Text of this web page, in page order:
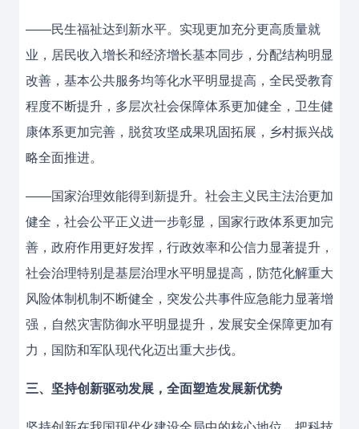
——民生福祉达到新水平。实现更加充分更高质量就
业，居民收入增长和经济增长基本同步，分配结构明显
改善，基本公共服务均等化水平明显提高，全民受教育
程度不断提升，多层次社会保障体系更加健全，卫生健
康体系更加完善，脱贫攻坚成果巩固拓展，乡村振兴战
略全面推进。
——国家治理效能得到新提升。社会主义民主法治更加
健全，社会公平正义进一步彰显，国家行政体系更加完
善，政府作用更好发挥，行政效率和公信力显著提升，
社会治理特别是基层治理水平明显提高，防范化解重大
风险体制机制不断健全，突发公共事件应急能力显著增
强，自然灾害防御水平明显提升，发展安全保障更加有
力，国防和军队现代化迈出重大步伐。
三、坚持创新驱动发展，全面塑造发展新优势